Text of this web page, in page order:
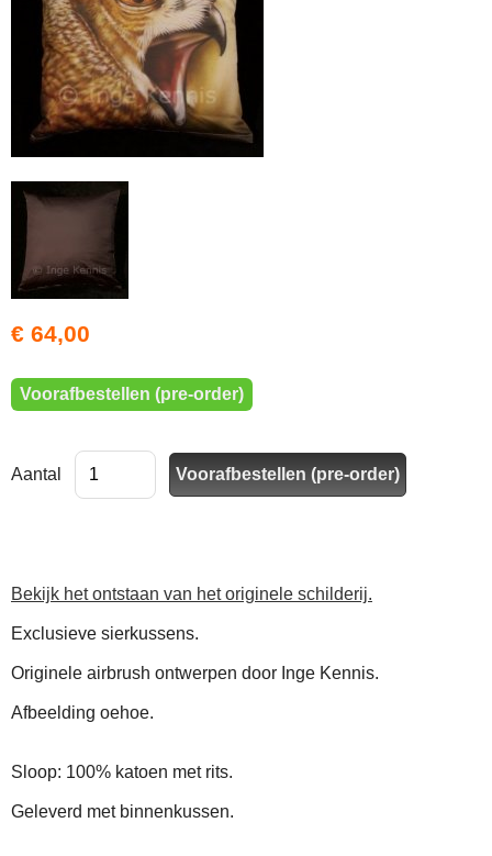
€ 64,00
Voorafbestellen (pre-order)
Aantal
Bekijk het ontstaan van het originele schilderij.
Exclusieve sierkussens.
Originele airbrush ontwerpen door Inge Kennis.
Afbeelding oehoe.
Sloop: 100% katoen met rits.
Geleverd met binnenkussen.